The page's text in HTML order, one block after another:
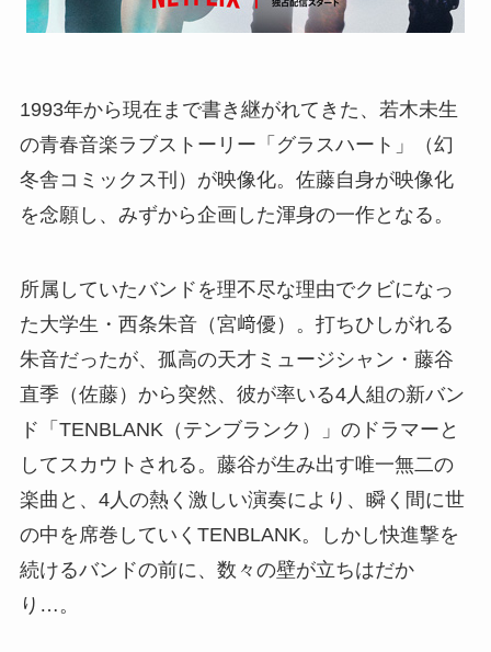
1993年から現在まで書き継がれてきた、若木未生
の青春音楽ラブストーリー「グラスハート」（幻
冬舎コミックス刊）が映像化。佐藤自身が映像化
を念願し、みずから企画した渾身の一作となる。
所属していたバンドを理不尽な理由でクビになっ
た大学生・西条朱音（宮﨑優）。打ちひしがれる
朱音だったが、孤高の天才ミュージシャン・藤谷
直季（佐藤）から突然、彼が率いる4人組の新バン
ド「TENBLANK（テンブランク）」のドラマーと
してスカウトされる。藤谷が生み出す唯一無二の
楽曲と、4人の熱く激しい演奏により、瞬く間に世
の中を席巻していくTENBLANK。しかし快進撃を
続けるバンドの前に、数々の壁が立ちはだか
り…。